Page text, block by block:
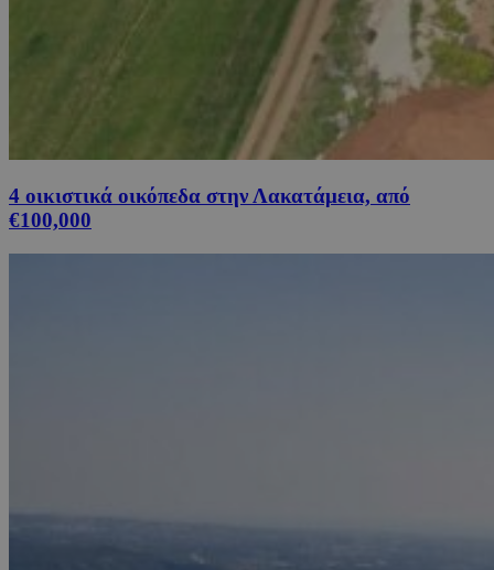
4 οικιστικά οικόπεδα στην Λακατάμεια, από
€100,000